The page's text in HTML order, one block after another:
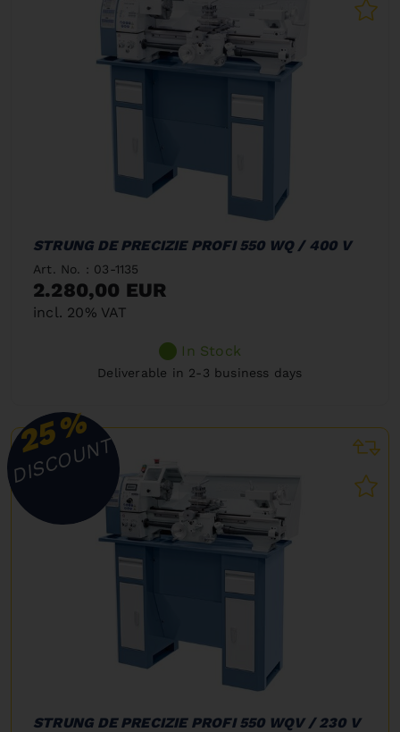
STRUNG DE PRECIZIE PROFI 550 WQ / 400 V
Art. No. : 03-1135
2.280,00 EUR
incl. 20% VAT
In Stock
Deliverable in 2-3 business days
25%
DISCOUNT
STRUNG DE PRECIZIE PROFI 550 WQV / 230 V